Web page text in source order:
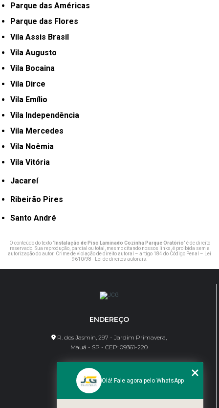
Parque das Américas
Parque das Flores
Vila Assis Brasil
Vila Augusto
Vila Bocaina
Vila Dirce
Vila Emílio
Vila Independência
Vila Mercedes
Vila Noêmia
Vila Vitória
Jacareí
Ribeirão Pires
Santo André
O conteúdo do texto "Instalação de Piso Laminado Cozinha Parque Oratório" é de direito
reservado. Sua reprodução, parcial ou total, mesmo citando nossos links, é proibida sem a
autorização do autor. Crime de violação de direito autoral – artigo 184 do Código Penal –
Lei
9610/98 - Lei de direitos autorais
ENDEREÇO
R. dos Jasmin, 297 - Jardim Primavera,
Mauá - SP - CEP: 09361-220
CONTATO
(11) 95462-8630
bene@jcgdivisorias.com
Olá! Fale agora pelo WhatsApp